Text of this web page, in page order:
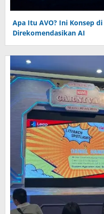
Apa Itu AVO? Ini Konsep
Direkomendasikan AI